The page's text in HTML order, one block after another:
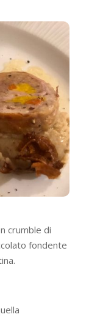
crumble di
fondente